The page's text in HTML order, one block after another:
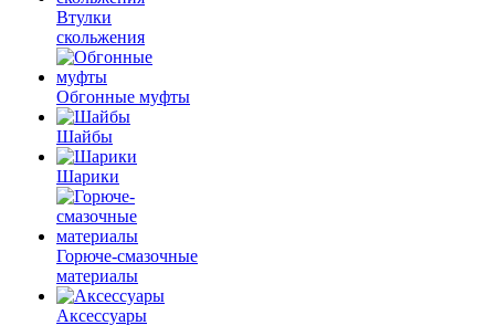
Втулки
скольжения
Обгонные муфты
Шайбы
Шарики
Горюче-смазочные
материалы
Аксессуары